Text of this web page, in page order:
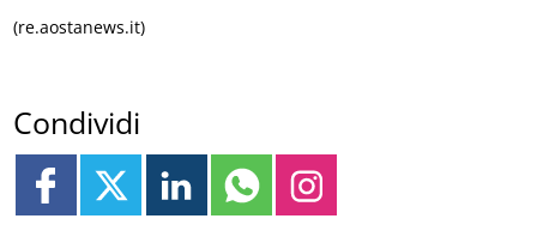
(re.aostanews.it)
Condividi